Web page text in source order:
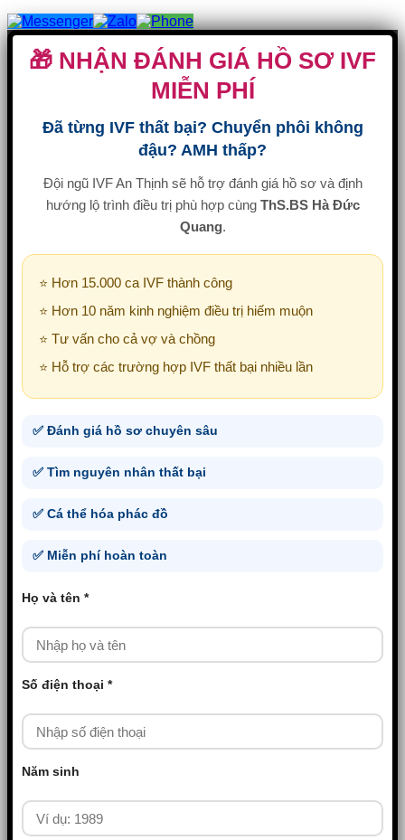
🎁 NHẬN ĐÁNH GIÁ HỒ SƠ IVF
MIỄN PHÍ
Đã từng IVF thất bại? Chuyển phôi không
đậu? AMH thấp?
Đội ngũ IVF An Thịnh sẽ hỗ trợ đánh giá hồ sơ và định
hướng lộ trình điều trị phù hợp cùng ThS.BS Hà Đức
Quang.
⭐ Hơn 15.000 ca IVF thành công
⭐ Hơn 10 năm kinh nghiệm điều trị hiếm muộn
⭐ Tư vấn cho cả vợ và chồng
⭐ Hỗ trợ các trường hợp IVF thất bại nhiều lần
✅ Đánh giá hồ sơ chuyên sâu
✅ Tìm nguyên nhân thất bại
✅ Cá thể hóa phác đồ
✅ Miễn phí hoàn toàn
Họ và tên *
Số điện thoại *
Năm sinh